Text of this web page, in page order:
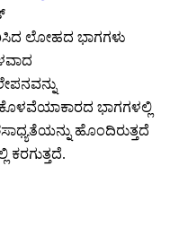
ಲೋಹದ ಭಾಗಗಳು
ಭಾಗಗಳಲ್ಲಿ
ಹೊಂದಿರುತ್ತದೆ